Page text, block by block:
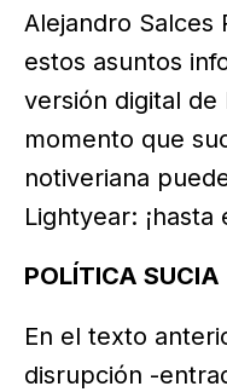
Alejandro Salces
estos asuntos
versión digital de
momento que
notiveriana
Lightyear:
POLÍTICA SUCIA
En el texto
disrupción -